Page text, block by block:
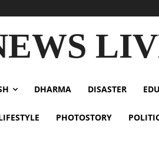
DHARMA DISASTER
PHOTOSTORY